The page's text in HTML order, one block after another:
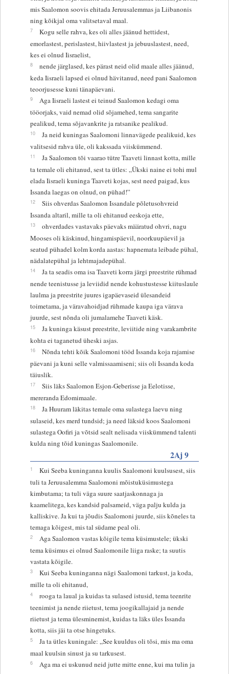
mis Saalomon soovis ehitada Jeruusalemmas ja Liibanonis
ning kõikjal oma valitsetaval maal.
7
Kogu selle rahva, kes oli alles jäänud hettidest,
emorlastest, perislastest, hiivlastest ja jebuuslastest, need,
kes ei olnud Iisraelist,
8
nende järglased, kes pärast neid olid maale alles jäänud,
keda Iisraeli lapsed ei olnud hävitanud, need pani Saalomon
teoorjusesse kuni tänapäevani.
9
Aga Iisraeli lastest ei teinud Saalomon kedagi oma
tööorjaks, vaid nemad olid sõjamehed, tema sangarite
pealikud, tema sõjavankrite ja ratsanike pealikud.
10
Ja neid kuningas Saalomoni linnavägede pealikuid, kes
valitsesid rahva üle, oli kakssada viiskümmend.
11
Ja Saalomon tõi vaarao tütre Taaveti linnast kotta, mille
ta temale oli ehitanud, sest ta ütles: „Ükski naine ei tohi mul
elada Iisraeli kuninga Taaveti kojas, sest need paigad, kus
Issanda laegas on olnud, on pühad!”
12
Siis ohverdas Saalomon Issandale põletusohvreid
Issanda altaril, mille ta oli ehitanud eeskoja ette,
13
ohverdades vastavaks päevaks määratud ohvri, nagu
Mooses oli käskinud, hingamispäevil, noorkuupäevil ja
seatud pühadel kolm korda aastas: hapnemata leibade pühal,
nädalatepühal ja lehtmajadepühal.
14
Ja ta seadis oma isa Taaveti korra järgi preestrite rühmad
nende teenistusse ja leviidid nende kohustustesse kiituslaule
laulma ja preestrite juures igapäevaseid ülesandeid
toimetama, ja väravahoidjad rühmade kaupa iga värava
juurde, sest nõnda oli jumalamehe Taaveti käsk.
15
Ja kuninga käsust preestrite, leviitide ning varakambrite
kohta ei taganetud üheski asjas.
16
Nõnda tehti kõik Saalomoni tööd Issanda koja rajamise
päevani ja kuni selle valmissaamiseni; siis oli Issanda koda
täiuslik.
17
Siis läks Saalomon Esjon-Geberisse ja Eelotisse,
mereranda Edomimaale.
18
Ja Huuram läkitas temale oma sulastega laevu ning
sulaseid, kes merd tundsid; ja need läksid koos Saalomoni
sulastega Oofiri ja võtsid sealt nelisada viiskümmend talenti
kulda ning tõid kuningas Saalomonile.
2Aj 9
1
Kui Seeba kuninganna kuulis Saalomoni kuulsusest, siis
tuli ta Jeruusalemma Saalomoni mõistuküsimustega
kimbutama; ta tuli väga suure saatjaskonnaga ja
kaamelitega, kes kandsid palsameid, väga palju kulda ja
kalliskive. Ja kui ta jõudis Saalomoni juurde, siis kõneles ta
temaga kõigest, mis tal südame peal oli.
2
Aga Saalomon vastas kõigile tema küsimustele; ükski
tema küsimus ei olnud Saalomonile liiga raske; ta suutis
vastata kõigile.
3
Kui Seeba kuninganna nägi Saalomoni tarkust, ja koda,
mille ta oli ehitanud,
4
rooga ta laual ja kuidas ta sulased istusid, tema teenrite
teenimist ja nende riietust, tema joogikallajaid ja nende
riietust ja tema ülesminemist, kuidas ta läks üles Issanda
kotta, siis jäi ta otse hingetuks.
5
Ja ta ütles kuningale: „See kuuldus oli tõsi, mis ma oma
maal kuulsin sinust ja su tarkusest.
6
Aga ma ei uskunud neid jutte mitte enne, kui ma tulin ja